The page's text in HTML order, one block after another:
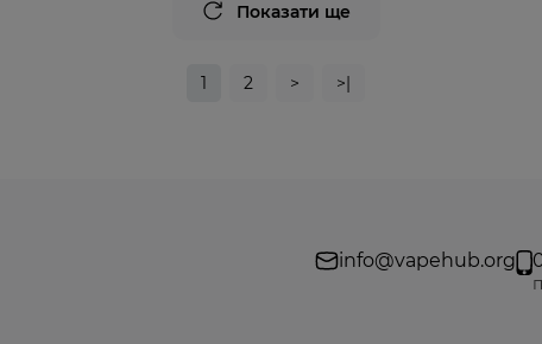
Показати ще
1 2 > >|
info@vapehub.org